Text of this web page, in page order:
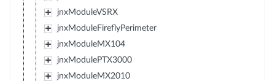
jnxModuleVSRX
jnxModuleFireflyPerimeter
jnxModuleMX104
jnxModulePTX3000
jnxModuleMX2010